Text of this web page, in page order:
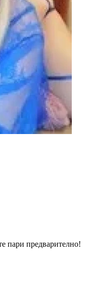
пари предварително!